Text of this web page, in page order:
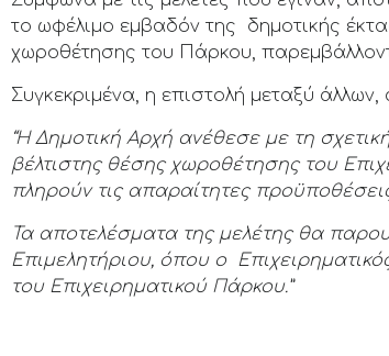
το ωφέλιμο εμβαδόν της δημοτικής
χωροθέτησης του Πάρκου,
Συγκεκριμένα, η επιστολή μεταξύ
“Η Δημοτική Αρχή ανέθεσε με τη
βέλτιστης θέσης χωροθέτησης του
πληρούν τις απαραίτητες
Τα αποτελέσματα της μελέτης θα
Επιμελητήριου, όπου ο
του Επιχειρηματικού Πάρκου.”